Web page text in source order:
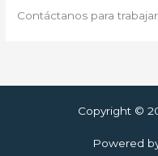
Contáctanos para
Copyright ©
Powered